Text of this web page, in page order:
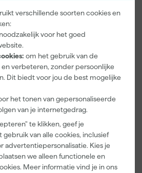
verschillende soorten cookies en
noodzakelijk voor het goed
om het gebruik van de
verbeteren, zonder persoonlijke
Dit biedt voor jou de best mogelijke
het tonen van gepersonaliseerde
van je internetgedrag.
te klikken, geef je
van alle cookies, inclusief
advertentiepersonalisatie. Kies je
we alleen functionele en
Meer informatie vind je in ons
Farrow & Ball
F&B
Kleurenwaaie
r
Morgen
bezorgd
22,00
incl. BTW
And Go
12cm Roller -
Inzetbakken
Morgen
bezorgd
3,99
incl. BTW